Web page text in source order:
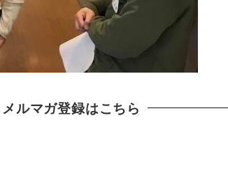
メルマガ登録はこちら